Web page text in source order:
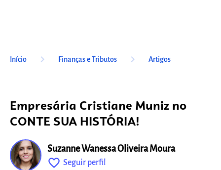
Início keyboard_arrow_right Finanças e Tributos keyboard_arrow_right Artigos
Empresária Cristiane Muniz no
CONTE SUA HISTÓRIA!
Suzanne Wanessa Oliveira Moura
favorite_outline Seguir perfil